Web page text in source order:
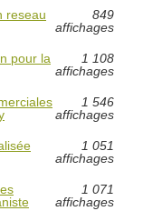
reseau
849
affichages
pour la
1 108
affichages
1 546
affichages
1 051
affichages
1 071
affichages